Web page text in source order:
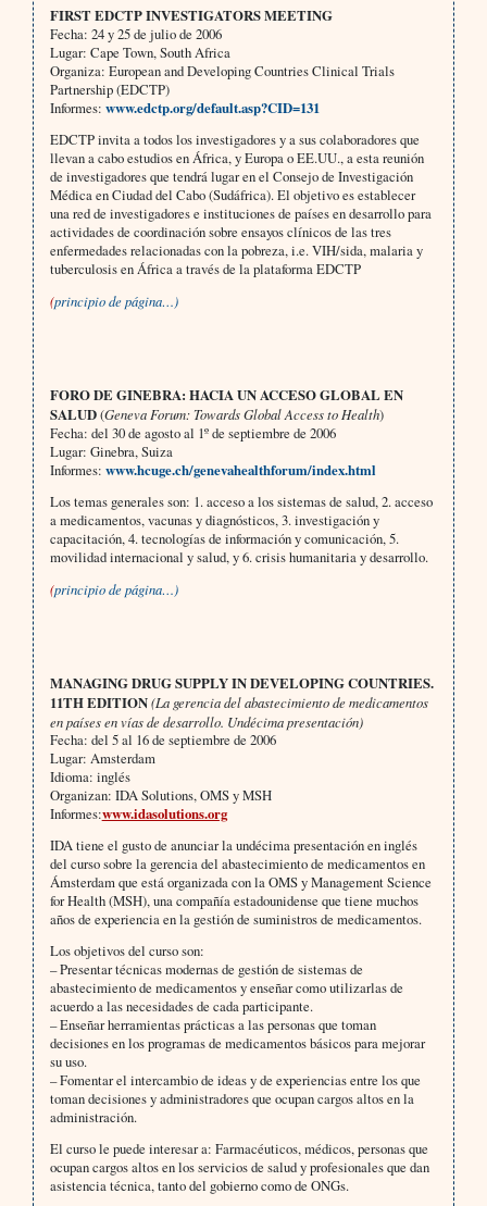
FIRST EDCTP INVESTIGATORS MEETING
Fecha: 24 y 25 de julio de 2006
Lugar: Cape Town, South Africa
Organiza: European and Developing Countries Clinical Trials
Partnership (EDCTP)
Informes: www.edctp.org/default.asp?CID=131
EDCTP invita a todos los investigadores y a sus colaboradores que
llevan a cabo estudios en África, y Europa o EE.UU., a esta reunión
de investigadores que tendrá lugar en el Consejo de Investigación
Médica en Ciudad del Cabo (Sudáfrica). El objetivo es establecer
una red de investigadores e instituciones de países en desarrollo para
actividades de coordinación sobre ensayos clínicos de las tres
enfermedades relacionadas con la pobreza, i.e. VIH/sida, malaria y
tuberculosis en África a través de la plataforma EDCTP
(principio de página…)
FORO DE GINEBRA: HACIA UN ACCESO GLOBAL EN
SALUD(Geneva Forum: Towards Global Access to Health)
Fecha: del 30 de agosto al 1º de septiembre de 2006
Lugar: Ginebra, Suiza
Informes: www.hcuge.ch/genevahealthforum/index.html
Los temas generales son: 1. acceso a los sistemas de salud, 2. acceso
a medicamentos, vacunas y diagnósticos, 3. investigación y
capacitación, 4. tecnologías de información y comunicación, 5.
movilidad internacional y salud, y 6. crisis humanitaria y desarrollo.
(principio de página…)
MANAGING DRUG SUPPLY IN DEVELOPING COUNTRIES.
11TH EDITION(La gerencia del abastecimiento de medicamentos
en países en vías de desarrollo. Undécima presentación)
Fecha: del 5 al 16 de septiembre de 2006
Lugar: Amsterdam
Idioma: inglés
Organizan: IDA Solutions, OMS y MSH
Informes:www.idasolutions.org
IDA tiene el gusto de anunciar la undécima presentación en inglés
del curso sobre la gerencia del abastecimiento de medicamentos en
Ámsterdam que está organizada con la OMS y Management Science
for Health (MSH), una compañía estadounidense que tiene muchos
años de experiencia en la gestión de suministros de medicamentos.
Los objetivos del curso son:
– Presentar técnicas modernas de gestión de sistemas de
abastecimiento de medicamentos y enseñar como utilizarlas de
acuerdo a las necesidades de cada participante.
– Enseñar herramientas prácticas a las personas que toman
decisiones en los programas de medicamentos básicos para mejorar
su uso.
– Fomentar el intercambio de ideas y de experiencias entre los que
toman decisiones y administradores que ocupan cargos altos en la
administración.
El curso le puede interesar a: Farmacéuticos, médicos, personas que
ocupan cargos altos en los servicios de salud y profesionales que dan
asistencia técnica, tanto del gobierno como de ONGs.